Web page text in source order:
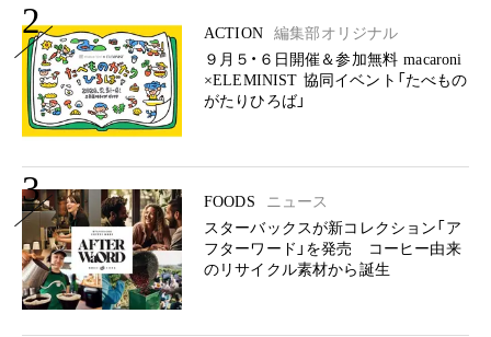
2 ACTION
編集部オリジナル
９月５・６日開催＆参加無料 macaroni
×ELEMINIST 協同イベント「たべもの
がたりひろば」
3 FOODS
ニュース
スターバックスが新コレクション「ア
フターワード」を発売 コーヒー由来
のリサイクル素材から誕生